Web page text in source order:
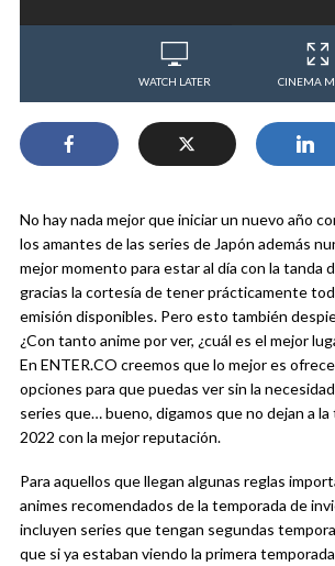
WATCH LATER CINEMA
No hay nada mejor que iniciar un nuevo año
los amantes de las series de Japón además
mejor momento para estar al día con la tanda
gracias la cortesía de tener prácticamente
emisión disponibles. Pero esto también
¿Con tanto anime por ver, ¿cuál es el mejor
En ENTER.CO creemos que lo mejor es
opciones para que puedas ver sin la
series que… bueno, digamos que no dejan a
2022 con la mejor reputación.
Para aquellos que llegan algunas reglas
animes recomendados de la temporada de
incluyen series que tengan segundas
que si ya estaban viendo la primera